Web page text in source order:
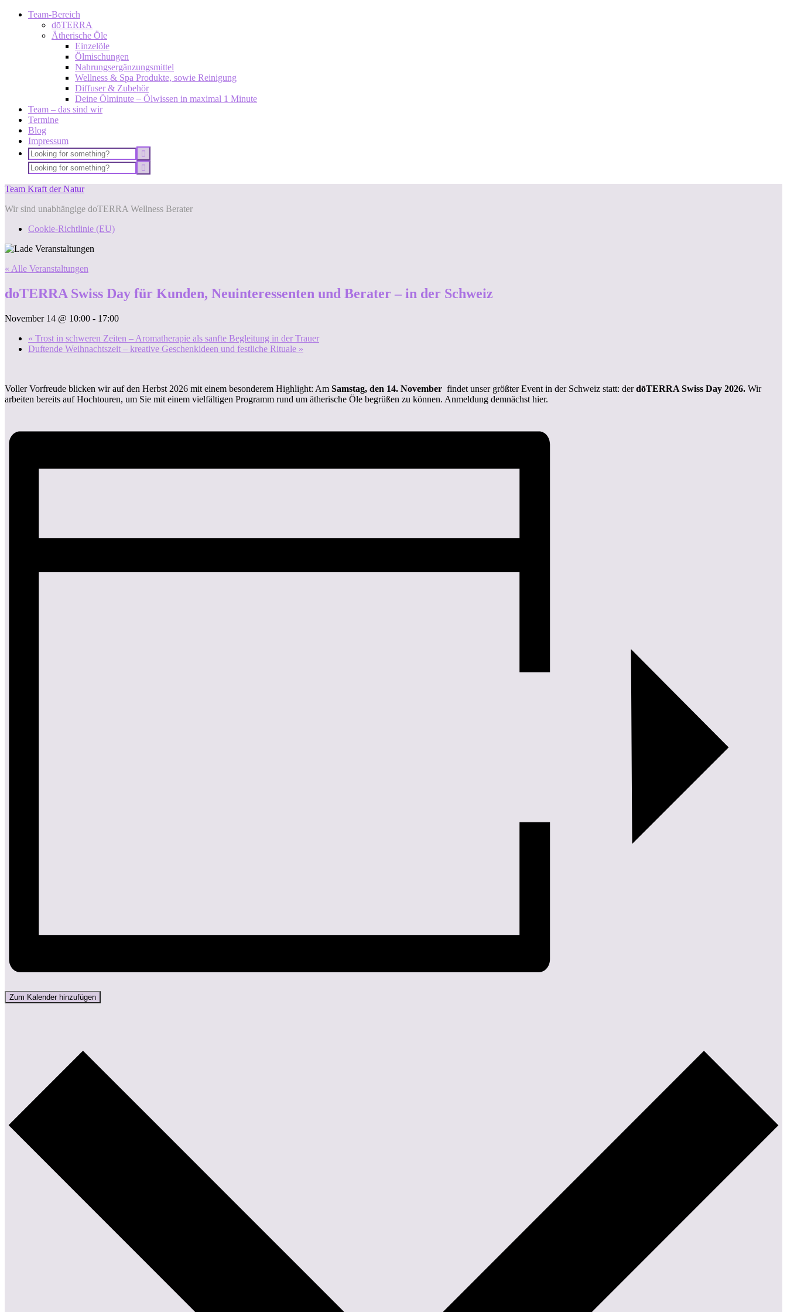
Team-Bereich
dōTERRA
Ätherische Öle
Einzelöle
Ölmischungen
Nahrungsergänzungsmittel
Wellness & Spa Produkte, sowie Reinigung
Diffuser & Zubehör
Deine Ölminute – Ölwissen in maximal 1 Minute
Team – das sind wir
Termine
Blog
Impressum
Team Kraft der Natur
Wir sind unabhängige doTERRA Wellness Berater
Cookie-Richtlinie (EU)
« Alle Veranstaltungen
doTERRA Swiss Day für Kunden, Neuinteressenten und Berater – in der Schweiz
November 14 @ 10:00 - 17:00
« Trost in schweren Zeiten – Aromatherapie als sanfte Begleitung in der Trauer
Duftende Weihnachtszeit – kreative Geschenkideen und festliche Rituale »
Voller Vorfreude blicken wir auf den Herbst 2026 mit einem besonderem Highlight: Am Samstag, den 14. November findet unser größter Event in der Schweiz statt: derdōTERRA Swiss Day 2026. Wir
arbeiten bereits auf Hochtouren, um Sie mit einem vielfältigen Programm rund um ätherische Öle begrüßen zu können. Anmeldung demnächst hier.
Zum Kalender hinzufügen